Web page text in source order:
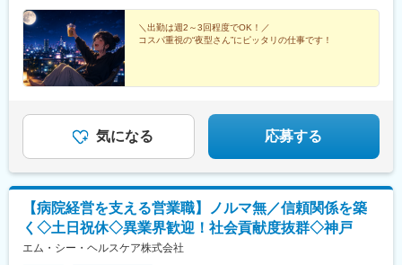
なしのエリア職ですが、ご家庭の事情などで転居が必要となった
場合、転居先に日本データーの拠点があれば転勤も可能です。お
気軽にご相談ください！
時給1230円＋深夜手当 【月収例】22万170円～（夜勤・月10日
＆日勤・月2日勤務の場合）■神戸市立医療センター中央市民病院
時給1250円＋深夜手当【月収例】22万円～（夜勤・月11日勤務の
場合）■明石市立市民病院時給1230円＋深夜手当【月収例】21万
6480円～（夜勤・月11日勤務の場合）★毎年必ず昇給♪昨年の昇
＼出勤は週2～3回程度でOK！／
コスパ重視の“夜型さん”にピッタリの仕事です！
気になる 応募する
【病院経営を支える営業職】ノルマ無／信頼関係を築
く◇土日祝休◇異業界歓迎！社会貢献度抜群◇神戸
エム・シー・ヘルスケア株式会社